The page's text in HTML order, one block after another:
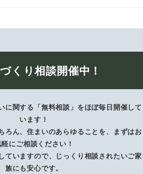
くり相談開催中！
に関する「無料相談」をほぼ毎日開催して
います！
ろん、住まいのあらゆることを、まずはお
にご相談ください！
ていますので、じっくり相談されたいご家
族にも安心です。